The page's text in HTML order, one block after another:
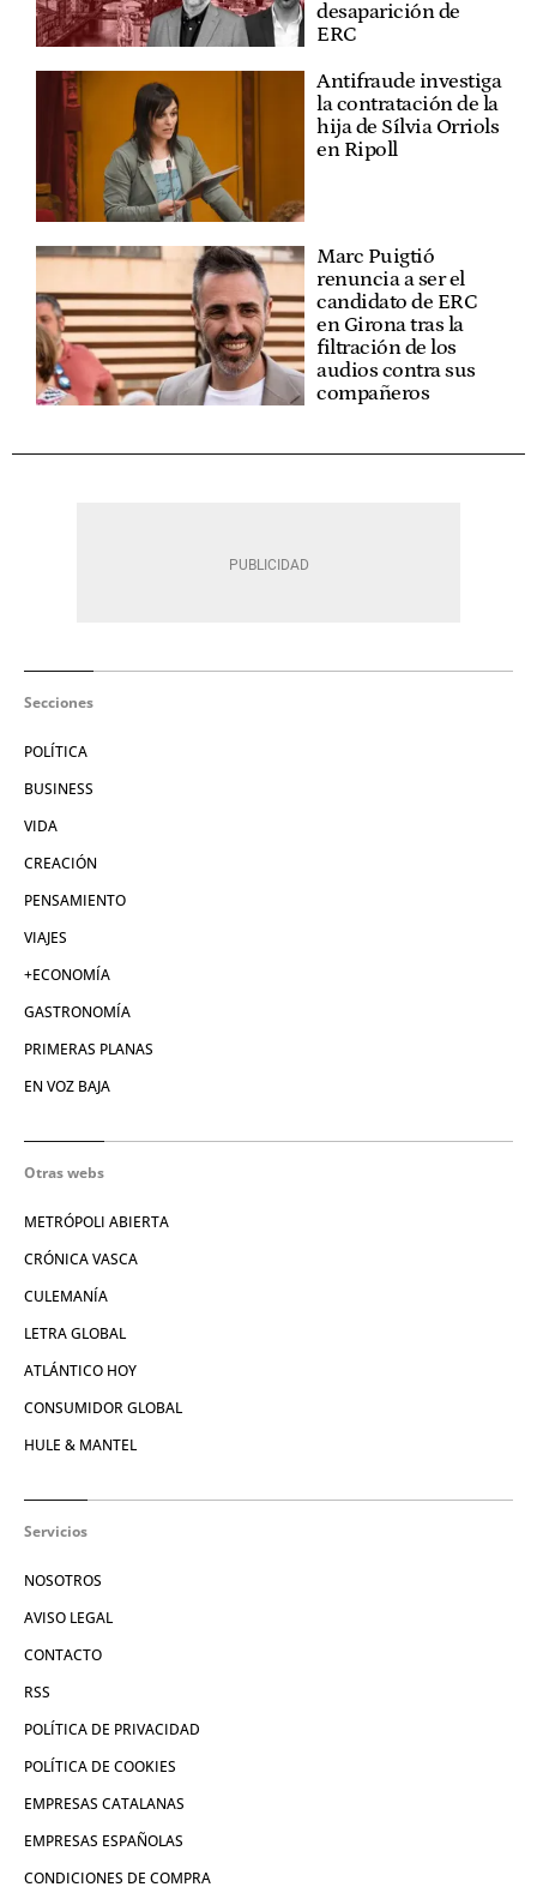
desaparición de
ERC
Antifraude investiga
la contratación de la
hija de Sílvia Orriols
en Ripoll
Marc Puigtió
renuncia a ser el
candidato de ERC
en Girona tras la
filtración de los
audios contra sus
compañeros
Secciones
POLÍTICA
BUSINESS
VIDA
CREACIÓN
PENSAMIENTO
VIAJES
+ECONOMÍA
GASTRONOMÍA
PRIMERAS PLANAS
EN VOZ BAJA
Otras webs
METRÓPOLI ABIERTA
CRÓNICA VASCA
CULEMANÍA
LETRA GLOBAL
ATLÁNTICO HOY
CONSUMIDOR GLOBAL
HULE & MANTEL
Servicios
NOSOTROS
AVISO LEGAL
CONTACTO
RSS
POLÍTICA DE PRIVACIDAD
POLÍTICA DE COOKIES
EMPRESAS CATALANAS
EMPRESAS ESPAÑOLAS
CONDICIONES DE COMPRA